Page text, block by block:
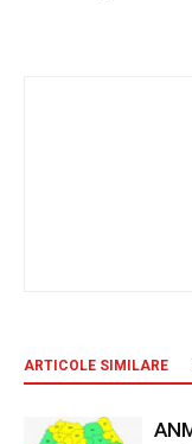
ARTICOLE SIMILARE